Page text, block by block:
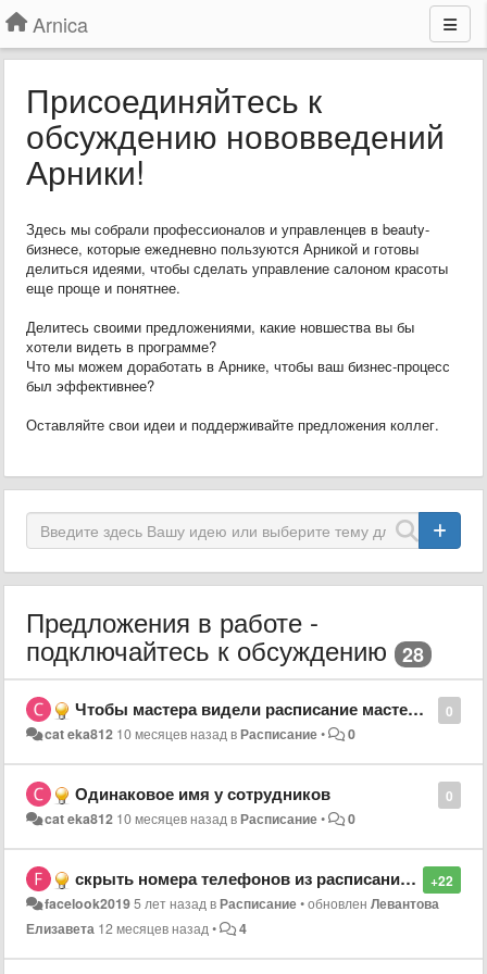
Arnica
Присоединяйтесь к
обсуждению нововведений
Арники!
Здесь мы собрали профессионалов и управленцев в beauty-
бизнесе, которые ежедневно пользуются Арникой и готовы
делиться идеями, чтобы сделать управление салоном красоты
еще проще и понятнее.
Делитесь своими предложениями, какие новшества вы бы
хотели видеть в программе?
Что мы можем доработать в Арнике, чтобы ваш бизнес-процесс
был эффективнее?
Оставляйте свои идеи и поддерживайте предложения коллег.
Предложения в работе -
подключайтесь к обсуждению 28
0
Чтобы мастера видели расписание мастеров своей категории
cat eka812 10 месяцев назадвРасписание• 0
0
Одинаковое имя у сотрудников
cat eka812 10 месяцев назадвРасписание• 0
+22
скрыть номера телефонов из расписания, чтобы они не отображались на основной странице
facelook20195 лет назадвРасписание•обновленЛевантова
Елизавета 12 месяцев назад• 4